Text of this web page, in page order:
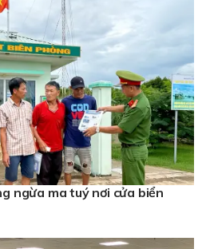
ngừa ma tuý nơi cửa biển